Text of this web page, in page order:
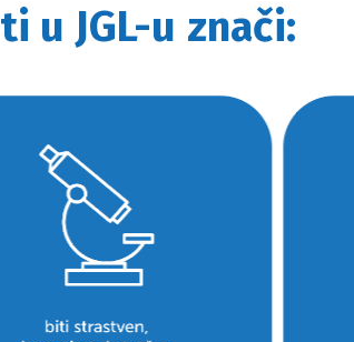
u JGL-u znači: